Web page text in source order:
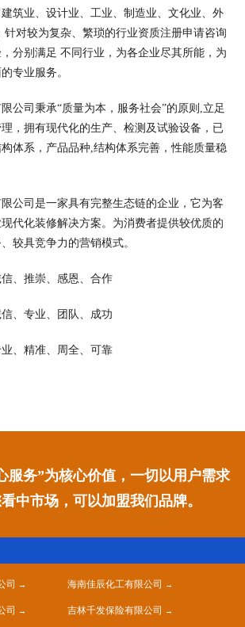
筑业、设计业、工业、制造业、文化业、外
针对较为复杂、繁琐的行业资质注册申请咨询
分别满足 不同行业，为各企业尽其所能，为
专业服务。
公司秉承“质量为本，服务社会”的原则,立足
，拥有现代化的生产、检测及试验设备，已
体系，产品品种,结构体系完善，性能质量稳
公司是一家具有完整生态链的企业，它为客
代化装修解决方案。为消费者提供较优质的
较具竞争力的营销模式。
、推崇、感恩、合作
、专业、团队、成功
、精准、周全、可靠
服务”为核心价值，一切以用户需求
中市场，可以加盟我们品牌。
司 海南佳辰化工有限公司
司 吉林千发保险有限公司